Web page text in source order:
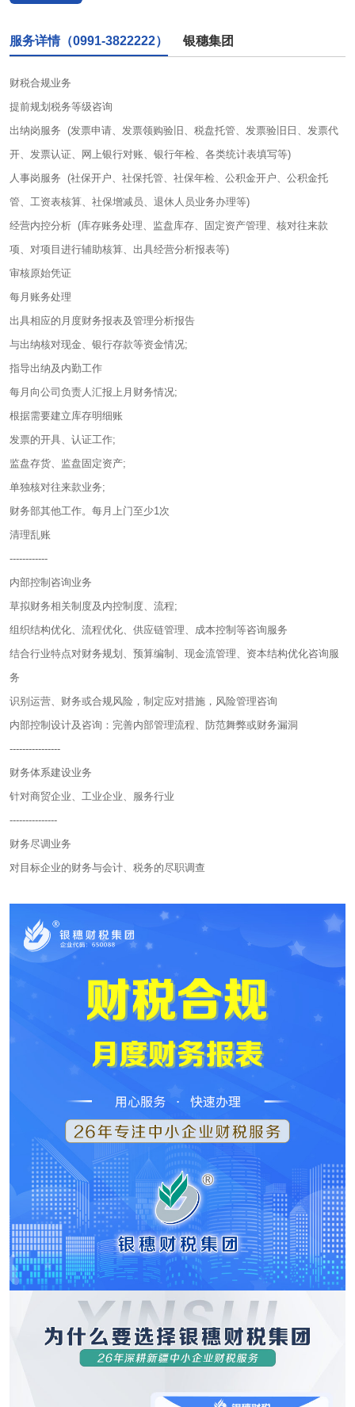
服务详情（0991-3822222） 银穗集团
财税合规业务
提前规划税务等级咨询
出纳岗服务 (发票申请、发票领购验旧、税盘托管、发票验旧日、发票代
开、发票认证、网上银行对账、银行年检、各类统计表填写等)
人事岗服务 (社保开户、社保托管、社保年检、公积金开户、公积金托
管、工资表核算、社保增减员、退休人员业务办理等)
经营内控分析 (库存账务处理、监盘库存、固定资产管理、核对往来款
项、对项目进行辅助核算、出具经营分析报表等)
审核原始凭证
每月账务处理
出具相应的月度财务报表及管理分析报告
与出纳核对现金、银行存款等资金情况;
指导出纳及内勤工作
每月向公司负责人汇报上月财务情况;
根据需要建立库存明细账
发票的开具、认证工作;
监盘存货、监盘固定资产;
单独核对往来款业务;
财务部其他工作。每月上门至少1次
清理乱账
------------
内部控制咨询业务
草拟财务相关制度及内控制度、流程;
组织结构优化、流程优化、供应链管理、成本控制等咨询服务
结合行业特点对财务规划、预算编制、现金流管理、资本结构优化咨询服
务
识别运营、财务或合规风险，制定应对措施，风险管理咨询
内部控制设计及咨询：完善内部管理流程、防范舞弊或财务漏洞
----------------
财务体系建设业务
针对商贸企业、工业企业、服务行业
---------------
财务尽调业务
对目标企业的财务与会计、税务的尽职调查